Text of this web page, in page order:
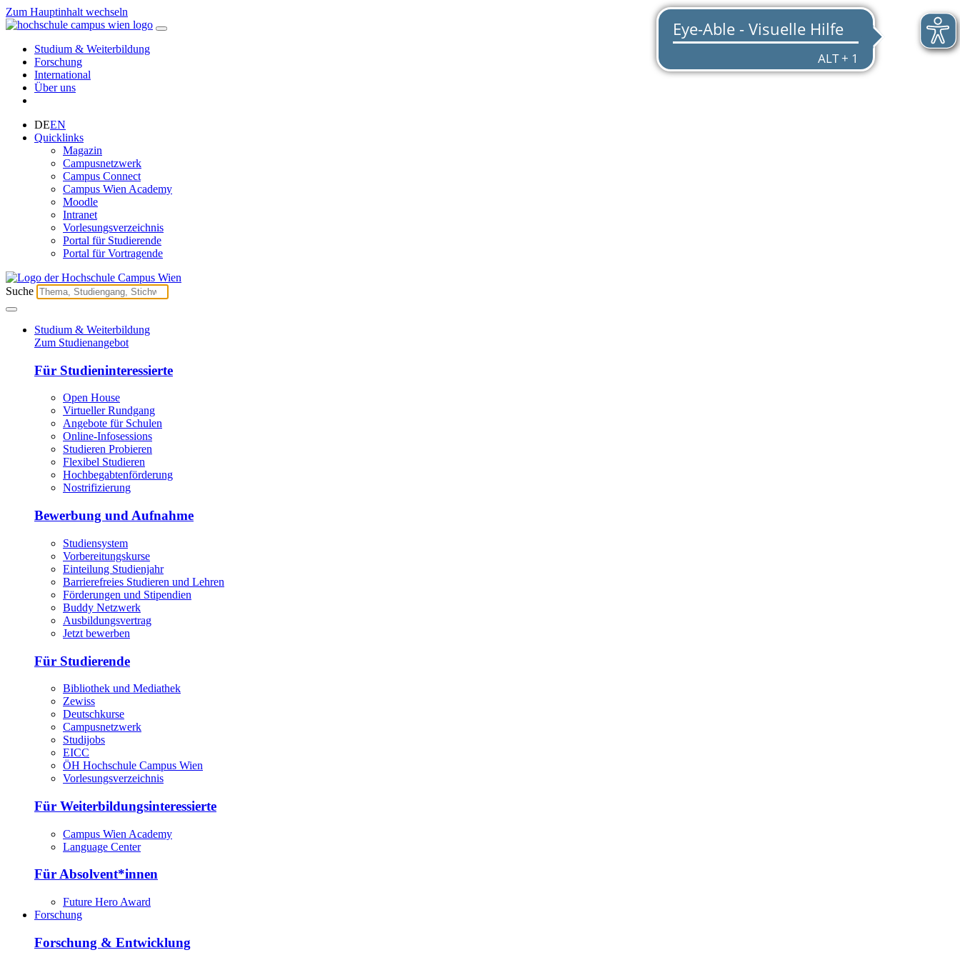
Zum Hauptinhalt wechseln
Studium & Weiterbildung
Forschung
International
Über uns
DEEN
Quicklinks
Magazin
Campusnetzwerk
Campus Connect
Campus Wien Academy
Moodle
Intranet
Vorlesungsverzeichnis
Portal für Studierende
Portal für Vortragende
Suche
Studium & Weiterbildung
Zum Studienangebot
Für Studieninteressierte
Open House
Virtueller Rundgang
Angebote für Schulen
Online-Infosessions
Studieren Probieren
Flexibel Studieren
Hochbegabtenförderung
Nostrifizierung
Bewerbung und Aufnahme
Studiensystem
Vorbereitungskurse
Einteilung Studienjahr
Barrierefreies Studieren und Lehren
Förderungen und Stipendien
Buddy Netzwerk
Ausbildungsvertrag
Jetzt bewerben
Für Studierende
Bibliothek und Mediathek
Zewiss
Deutschkurse
Campusnetzwerk
Studijobs
EICC
ÖH Hochschule Campus Wien
Vorlesungsverzeichnis
Für Weiterbildungsinteressierte
Campus Wien Academy
Language Center
Für Absolvent*innen
Future Hero Award
Forschung
Forschung & Entwicklung